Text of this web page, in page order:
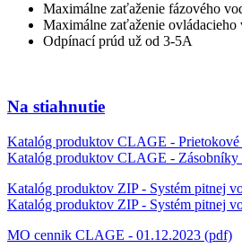
Maximálne zaťaženie fázového
Maximálne zaťaženie
Odpínací prúd už od 3-5A
Na stiahnutie
Katalóg produktov CLAGE -
Katalóg produktov CLAGE - Zásobníky
Katalóg produktov ZIP - Systém pitnej
Katalóg produktov ZIP - Systém pitnej
MO cennik CLAGE - 01.12.2023 (pdf)